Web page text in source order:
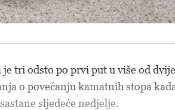
tri odsto po prvi put u više od dvije
o povećanju kamatnih stopa
sljedeće nedjelje.